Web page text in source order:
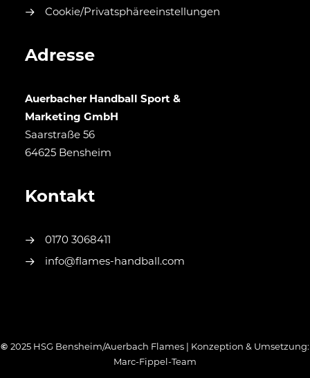
Cookie/Privatsphäreeinstellungen
Adresse
Auerbacher Handball Sport &
Marketing GmbH
Saarstraße 56
64625 Bensheim
Kontakt
0170 3068411
info@flames-handball.com
© 2025 HSG Bensheim/Auerbach Flames | Konzeption & Umsetzung:
Marc-Fippel-Team